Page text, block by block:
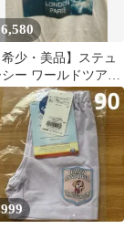
6,580
希少・美品】ステュ
ー ワールドツアー
ャツ スカイ 雲 フォ
リント
999